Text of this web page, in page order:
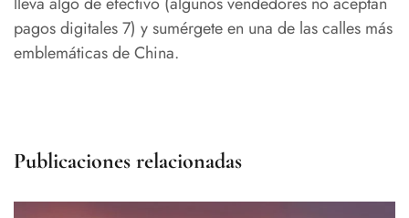
pagos digitales 7) y sumérgete en una de las calles más
emblemáticas de China.
Publicaciones relacionadas